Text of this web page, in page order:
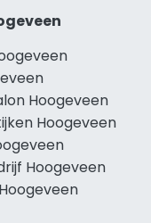
Hoogeveen
Hoogeveen
Hoogeveen